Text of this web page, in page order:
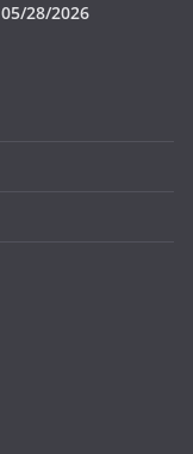
05/28/2026